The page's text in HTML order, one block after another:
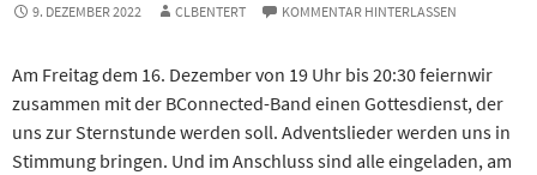
9. DEZEMBER 2022 CLBENTERT KOMMENTAR HINTERLASSEN
Am Freitag dem 16. Dezember von 19 Uhr bis 20:30 feiernwir
zusammen mit der BConnected-Band einen Gottesdienst, der
uns zur Sternstunde werden soll. Adventslieder werden uns in
Stimmung bringen. Und im Anschluss sind alle eingeladen, am